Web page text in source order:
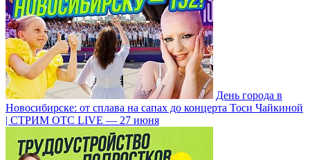
День города в
Новосибирске: от сплава на сапах до концерта Тоси Чайкиной
| СТРИМ ОТС LIVE — 27 июня